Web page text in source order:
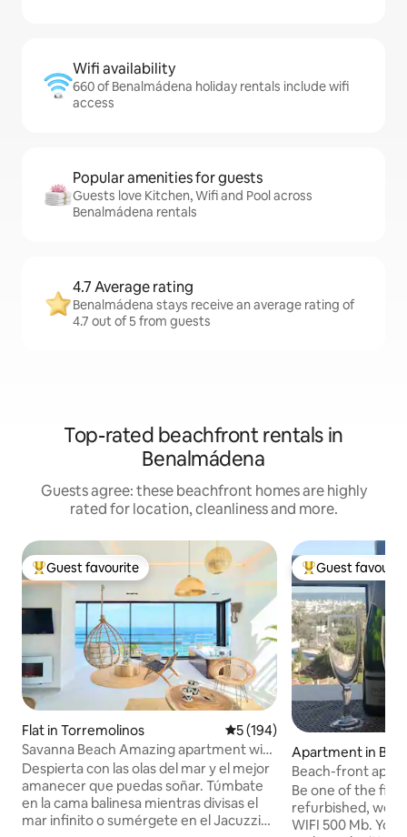
Wifi availability
660 of Benalmádena holiday rentals include wifi
access
Popular amenities for guests
Guests love Kitchen, Wifi and Pool across
Benalmádena rentals
4.7 Average rating
Benalmádena stays receive an average rating of
4.7 out of 5 from guests
Top-rated beachfront rentals in
Benalmádena
Guests agree: these beachfront homes are highly
rated for location, cleanliness and more.
Top guest favourite
Guest favourite
Flat in Torremolinos 5 out of 5 average rating,
5 (194)
Savanna Beach Amazing apartment with
jacuzzi
Despierta con las olas del mar y el mejor
amanecer que puedas soñar. Túmbate
en la cama balinesa mientras divisas el
mar infinito o sumérgete en el Jacuzzi
Top guest
Guest
Apartment in
Beach-front
Sol WiFi.
Be one of the
refurbished, well
WIFI 500 Mb. You'll feel right at home